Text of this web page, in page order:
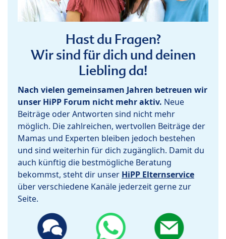
Hast du Fragen?
Wir sind für dich und deinen
Liebling da!
Nach vielen gemeinsamen Jahren betreuen wir
unser HiPP Forum nicht mehr aktiv. Neue
Beiträge oder Antworten sind nicht mehr
möglich. Die zahlreichen, wertvollen Beiträge der
Mamas und Experten bleiben jedoch bestehen
und sind weiterhin für dich zugänglich. Damit du
auch künftig die bestmögliche Beratung
bekommst, steht dir unser HiPP Elternservice
über verschiedene Kanäle jederzeit gerne zur
Seite.